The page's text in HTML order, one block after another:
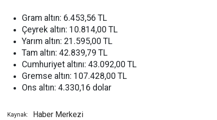
Gram altın: 6.453,56 TL
Çeyrek altın: 10.814,00 TL
Yarım altın: 21.595,00 TL
Tam altın: 42.839,79 TL
Cumhuriyet altını: 43.092,00 TL
Gremse altın: 107.428,00 TL
Ons altın: 4.330,16 dolar
Kaynak: Haber Merkezi